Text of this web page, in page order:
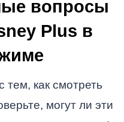
вопросы
Plus в
как смотреть
могут ли эти